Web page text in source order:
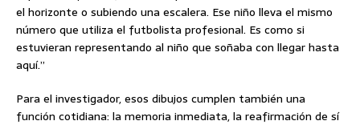
el horizonte o subiendo una escalera. Ese niño lleva el mismo
número que utiliza el futbolista profesional. Es como si
estuvieran representando al niño que soñaba con llegar hasta
aquí.”
Para el investigador, esos dibujos cumplen también una
función cotidiana: la memoria inmediata, la reafirmación de sí